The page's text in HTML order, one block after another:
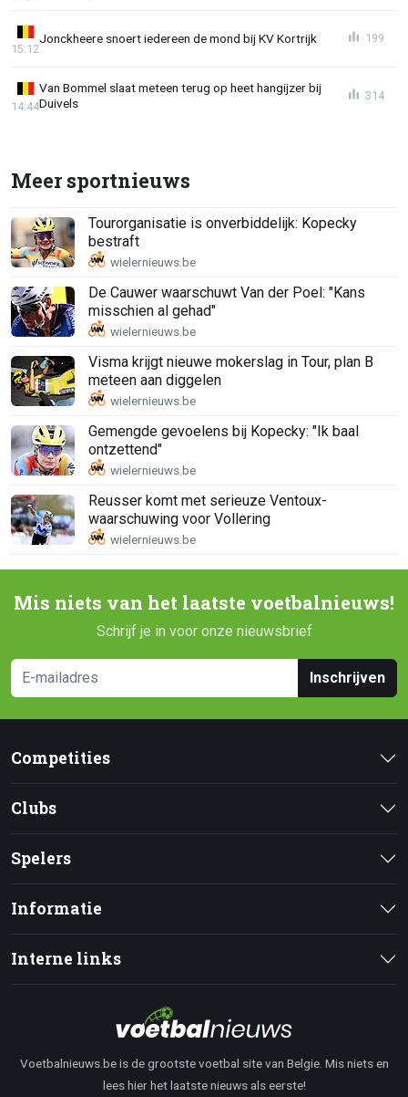
Jonckheere snoert iedereen de mond bij KV Kortrijk
15:12
199
Van Bommel slaat meteen terug op heet hangijzer bij
Duivels
14:44
314
Meer sportnieuws
Tourorganisatie is onverbiddelijk: Kopecky
bestraft
De Cauwer waarschuwt Van der Poel: "Kans
misschien al gehad"
Visma krijgt nieuwe mokerslag in Tour, plan B
meteen aan diggelen
Gemengde gevoelens bij Kopecky: "Ik baal
ontzettend"
Reusser komt met serieuze Ventoux-
waarschuwing voor Vollering
Mis niets van het laatste voetbalnieuws!
Schrijf je in voor onze nieuwsbrief
Inschrijven
Competities
Clubs
Spelers
Informatie
Interne links
Voetbalnieuws.be is de grootste voetbal site van Belgie. Mis niets en
lees hier het laatste nieuws als eerste!